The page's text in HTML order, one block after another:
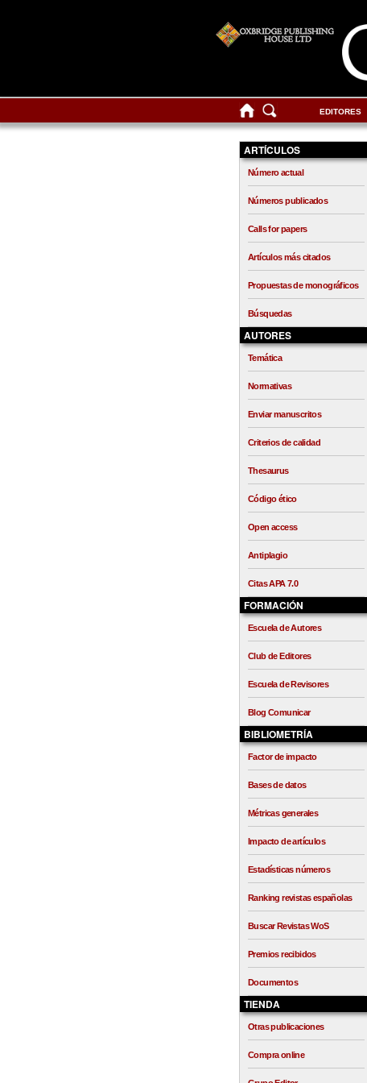
EDITORES
ARTÍCULOS
Número actual
Números publicados
Calls for papers
Artículos más citados
Propuestas de monográficos
Búsquedas
AUTORES
Temática
Normativas
Enviar manuscritos
Criterios de calidad
Thesaurus
Código ético
Open access
Antiplagio
Citas APA 7.0
FORMACIÓN
Escuela de Autores
Club de Editores
Escuela de Revisores
Blog Comunicar
BIBLIOMETRÍA
Factor de impacto
Bases de datos
Métricas generales
Impacto de artículos
Estadísticas números
Ranking revistas españolas
Buscar Revistas WoS
Premios recibidos
Documentos
TIENDA
Otras publicaciones
Compra online